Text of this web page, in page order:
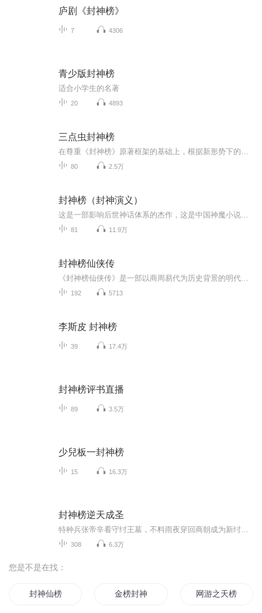
庐剧《封神榜》
7 4306
青少版封神榜
适合小学生的名著
20 4893
三点虫封神榜
80 2.5万
封神榜（封神演义）
81 11.9万
封神榜仙侠传
192 5713
李斯皮 封神榜
39 17.4万
封神榜评书直播
89 3.5万
少兒板一封神榜
15 16.3万
封神榜逆天成圣
308 6.3万
您是不是在找：
封神仙榜 金榜封神 网游之天榜封神